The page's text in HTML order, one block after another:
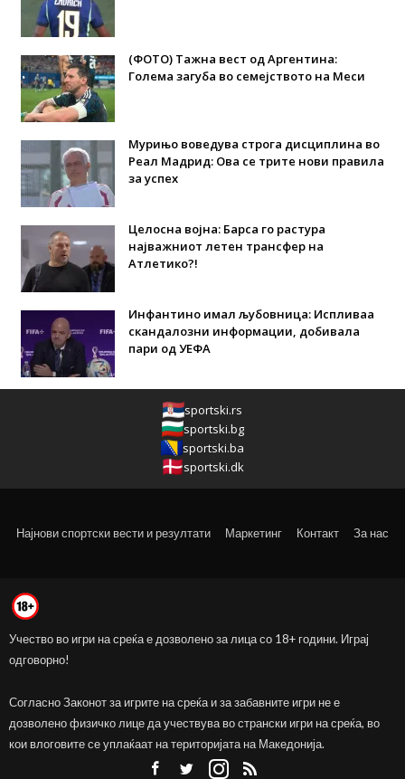
(ФОТО) Тажна вест од Аргентина:
Голема загуба во семејството на Меси
Мурињо воведува строга дисциплина во
Реал Мадрид: Ова се трите нови правила
за успех
Целосна војна: Барса го растура
најважниот летен трансфер на
Атлетико?!
Инфантино имал љубовница: Испливаа
скандалозни информации, добивала
пари од УЕФА
sportski.rs
sportski.bg
sportski.ba
sportski.dk
Најнови спортски вести и резултати Маркетинг Контакт За нас
Учество во игри на среќа е дозволено за лица со 18+ години. Играј
одговорно!
Согласно Законот за игрите на среќа и за забавните игри не е
дозволено физичко лице да учествува во странски игри на среќа, во
кои влоговите се уплаќаат на територијата на Македонија.